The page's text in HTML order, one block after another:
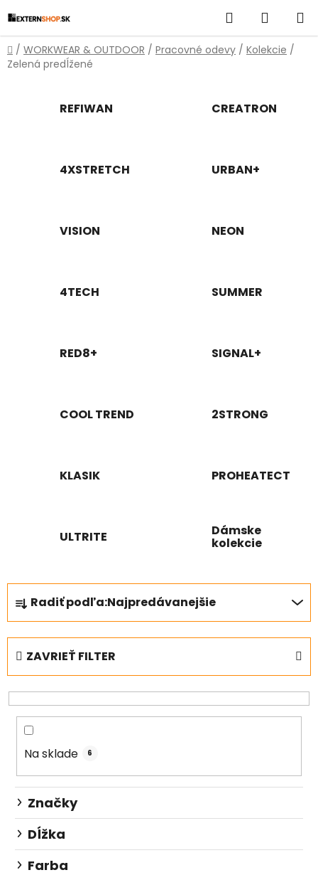
na
obsah
Hľadať
KOŠÍK
Domov
/ WORKWEAR & OUTDOOR / Pracovné odevy / Kolekcie /
Zelená predĺžené
REFIWAN CREATRON
4XSTRETCH URBAN+
VISION NEON
4TECH SUMMER
RED8+ SIGNAL+
COOL TREND 2STRONG
KLASIK PROHEATECT
ULTRITE Dámske
kolekcie
R
a
d
e
n
e
p
d
u
k
o
Radiť podľa:Najpredávanejšie
ZAVRIEŤ FILTER
Na sklade 6
Značky
Dĺžka
Farba